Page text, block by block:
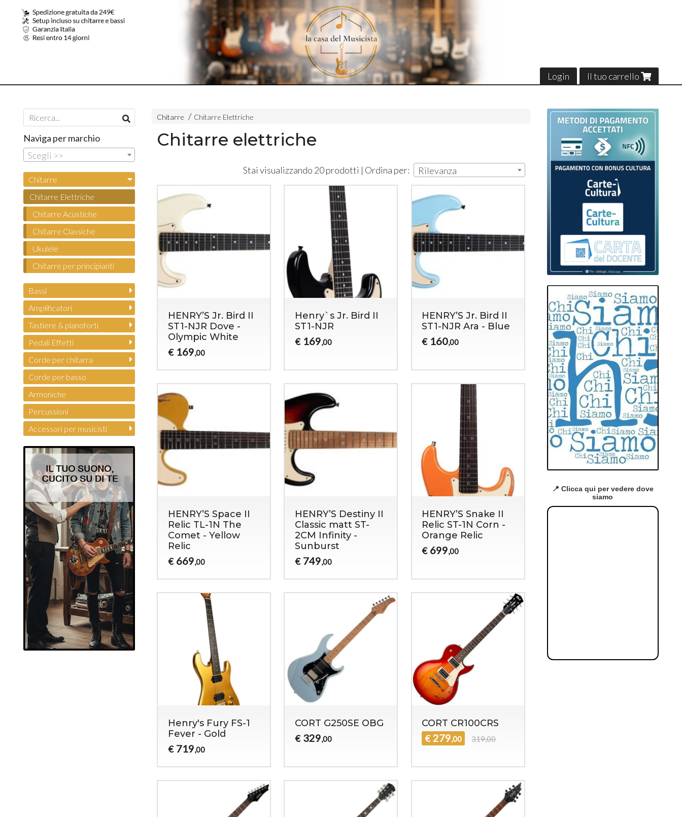
Login Il tuo carrello
Chitarre Chitarre Elettriche
Chitarre elettriche
Stai visualizzando 20 prodotti | Ordina per: Rilevanza
HENRY’S Jr. Bird II
ST1-NJR Dove -
Olympic White
€ 169,00
Henry`s Jr. Bird II
ST1-NJR
€ 169,00
HENRY’S Jr. Bird II
ST1-NJR Ara - Blue
€ 160,00
HENRY’S Space II
Relic TL-1N The
Comet - Yellow
Relic
€ 669,00
HENRY’S Destiny II
Classic matt ST-
2CM Infinity -
Sunburst
€ 749,00
HENRY’S Snake II
Relic ST-1N Corn -
Orange Relic
€ 699,00
Henry's Fury FS-1
Fever - Gold
€ 719,00
CORT G250SE OBG
€ 329,00
CORT CR100CRS
€ 279,00 319,00
Naviga per marchio
Scegli >>
Chitarre
Chitarre Elettriche
Chitarre Acustiche
Chitarre Classiche
Ukulele
Chitarre per principianti
Bassi
Amplificatori
Tastiere & pianoforti
Pedali Effetti
Corde per chitarra
Corde per basso
Armoniche
Percussioni
Accessori per musicisti
📍 Clicca qui per vedere dove
siamo